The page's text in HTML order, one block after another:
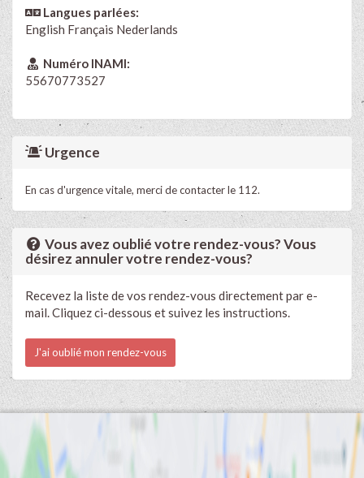
Langues parlées:
English Français Nederlands
Numéro INAMI:
55670773527
Urgence
En cas d'urgence vitale, merci de contacter le 112.
Vous avez oublié votre rendez-vous? Vous
désirez annuler votre rendez-vous?
Recevez la liste de vos rendez-vous directement par e-
mail. Cliquez ci-dessous et suivez les instructions.
J'ai oublié mon rendez-vous